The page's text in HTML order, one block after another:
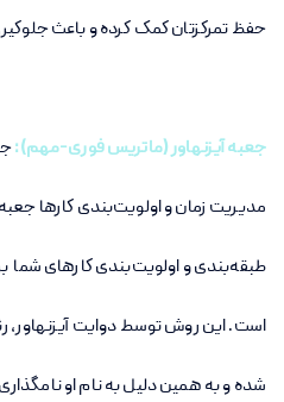
حفظ تمرکزتان کمک کرده و باعث
جعبه آیزنهاور (ماتریس فوری-مهم):
مدیریت زمان و اولویت‌بندی کارها
طبقه‌بندی و اولویت‌بندی کارهای شما
است. این روش توسط دوایت آیزنهاور،
شده و به همین دلیل به نام او